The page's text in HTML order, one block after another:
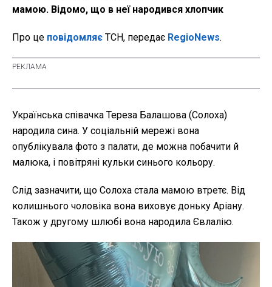
мамою. Відомо, що в неї народився хлопчик
Про це повідомляє ТСН, передає RegioNews.
Українська співачка Тереза Балашова (Солоха)
народила сина. У соціальній мережі вона
опублікувала фото з палати, де можна побачити й
малюка, і повітряні кульки синього кольору.
Слід зазначити, що Солоха стала мамою втретє. Від
колишнього чоловіка вона виховує доньку Аріану.
Також у другому шлюбі вона народила Євлалію.